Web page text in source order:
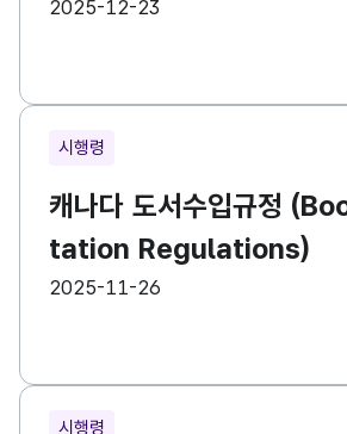
2025-12-23
시행령
캐나다 도서수입규정
tation Regulations)
등록일
2025-11-26
시행령